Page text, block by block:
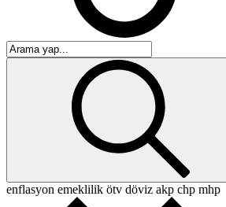
enflasyon emeklilik ötv döviz akp chp mhp